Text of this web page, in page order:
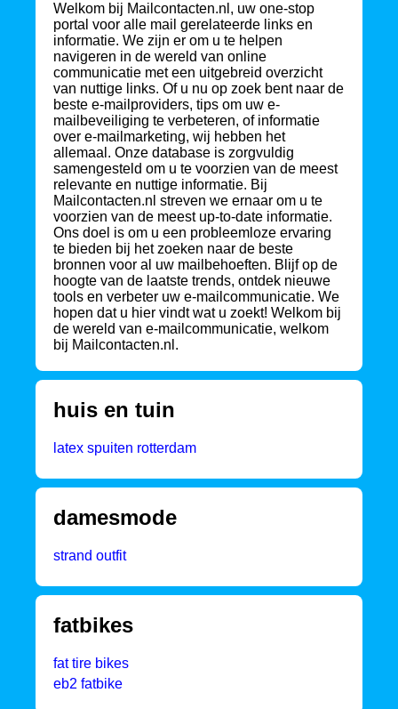
Welkom bij Mailcontacten.nl, uw one-stop
portal voor alle mail gerelateerde links en
informatie. We zijn er om u te helpen
navigeren in de wereld van online
communicatie met een uitgebreid overzicht
van nuttige links. Of u nu op zoek bent naar de
beste e-mailproviders, tips om uw e-
mailbeveiliging te verbeteren, of informatie
over e-mailmarketing, wij hebben het
allemaal. Onze database is zorgvuldig
samengesteld om u te voorzien van de meest
relevante en nuttige informatie. Bij
Mailcontacten.nl streven we ernaar om u te
voorzien van de meest up-to-date informatie.
Ons doel is om u een probleemloze ervaring
te bieden bij het zoeken naar de beste
bronnen voor al uw mailbehoeften. Blijf op de
hoogte van de laatste trends, ontdek nieuwe
tools en verbeter uw e-mailcommunicatie. We
hopen dat u hier vindt wat u zoekt! Welkom bij
de wereld van e-mailcommunicatie, welkom
bij Mailcontacten.nl.
huis en tuin
latex spuiten rotterdam
damesmode
strand outfit
fatbikes
fat tire bikes
eb2 fatbike